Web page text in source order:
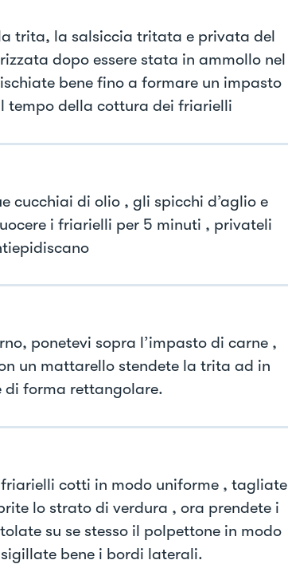
trita, la salsiccia tritata e privata del
dopo essere stata in ammollo nel
bene fino a formare un impasto
tempo della cottura dei friarielli
cucchiai di olio , gli spicchi d’aglio e
i friarielli per 5 minuti , privateli
ponetevi sopra l’impasto di carne ,
un mattarello stendete la trita ad in
di forma rettangolare.
cotti in modo uniforme , tagliate
lo strato di verdura , ora prendete i
su se stesso il polpettone in modo
bene i bordi laterali.